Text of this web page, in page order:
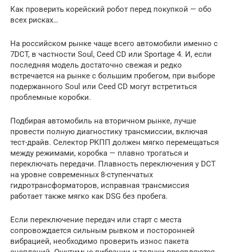
Как проверить корейский робот перед покупкой — обо
всех рисках…
На российском рынке чаще всего автомобили именно с
7DCT, в частности Soul, Ceed CD или Sportage 4. И, если
последняя модель достаточно свежая и редко
встречается на рынке с большим пробегом, при выборе
подержанного Soul или Ceed CD могут встретиться
проблемные коробки.
Подбирая автомобиль на вторичном рынке, лучше
провести полную диагностику трансмиссии, включая
тест-драйв. Селектор РКПП должен мягко перемещаться
между режимами, коробка — плавно трогаться и
переключать передачи. Плавность переключения у DCT
на уровне современных 8-ступенчатых
гидротрансформаторов, исправная трансмиссия
работает также мягко как DSG без пробега.
Если переключение передач или старт с места
сопровождается сильным рывком и посторонней
вибрацией, необходимо проверить износ пакета